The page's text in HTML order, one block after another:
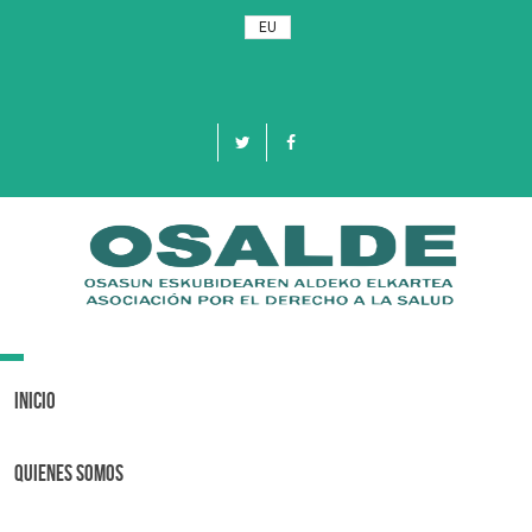
EU
Toggle
Inicio
Quienes Somos